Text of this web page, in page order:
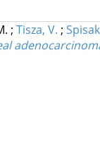
; Tisza, V. ;